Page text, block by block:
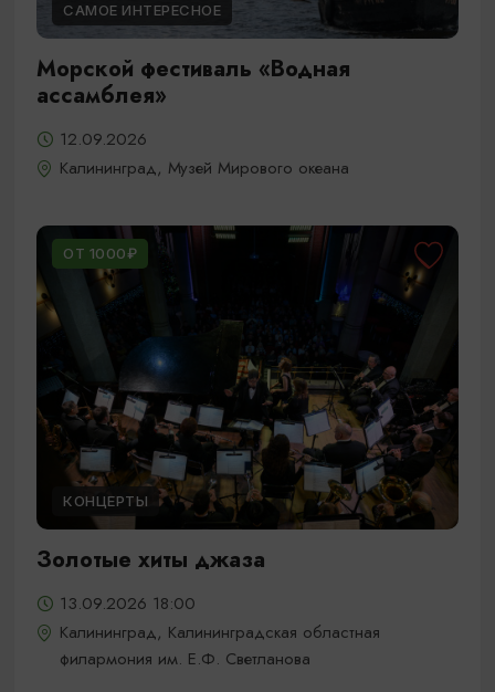
САМОЕ ИНТЕРЕСНОЕ
Морской фестиваль «Водная
ассамблея»
12.09.2026
Калининград, Музей Мирового океана
ОТ 1000₽
КОНЦЕРТЫ
Золотые хиты джаза
13.09.2026 18:00
Калининград, Калининградская областная
филармония им. Е.Ф. Светланова